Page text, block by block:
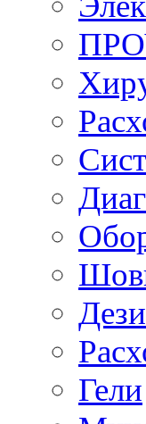
Гели